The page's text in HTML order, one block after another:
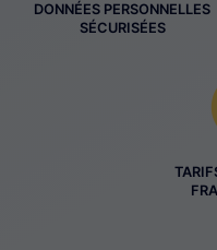
DONNÉES PERSONNELLES
SÉCURISÉES